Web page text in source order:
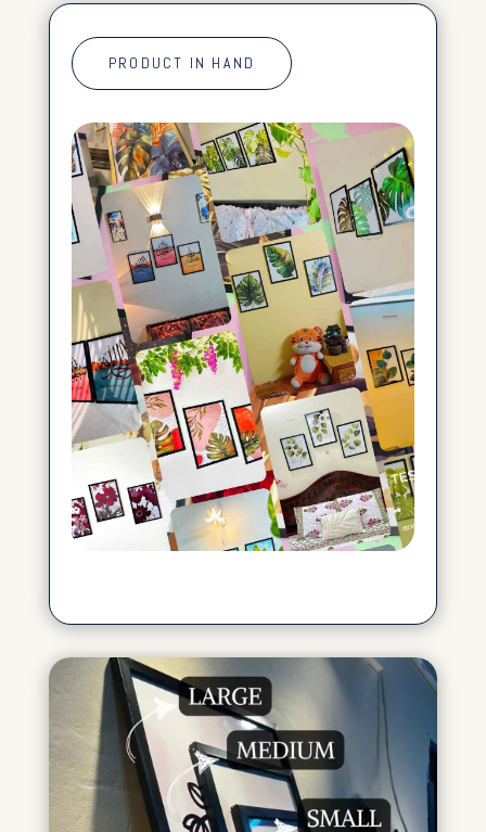
PRODUCT IN HAND